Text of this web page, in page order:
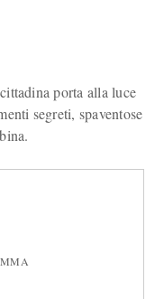
porta alla luce
segreti, spaventose